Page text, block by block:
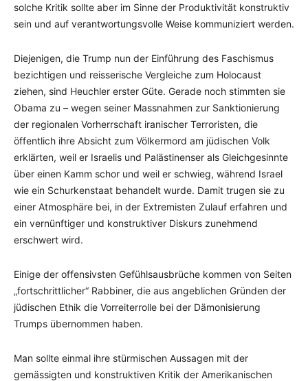
solche Kritik sollte aber im Sinne der Produktivität konstruktiv
sein und auf verantwortungsvolle Weise kommuniziert werden.
Diejenigen, die Trump nun der Einführung des Faschismus
bezichtigen und reisserische Vergleiche zum Holocaust
ziehen, sind Heuchler erster Güte. Gerade noch stimmten sie
Obama zu – wegen seiner Massnahmen zur Sanktionierung
der regionalen Vorherrschaft iranischer Terroristen, die
öffentlich ihre Absicht zum Völkermord am jüdischen Volk
erklärten, weil er Israelis und Palästinenser als Gleichgesinnte
über einen Kamm schor und weil er schwieg, während Israel
wie ein Schurkenstaat behandelt wurde. Damit trugen sie zu
einer Atmosphäre bei, in der Extremisten Zulauf erfahren und
ein vernünftiger und konstruktiver Diskurs zunehmend
erschwert wird.
Einige der offensivsten Gefühlsausbrüche kommen von Seiten
„fortschrittlicher“ Rabbiner, die aus angeblichen Gründen der
jüdischen Ethik die Vorreiterrolle bei der Dämonisierung
Trumps übernommen haben.
Man sollte einmal ihre stürmischen Aussagen mit der
gemässigten und konstruktiven Kritik der Amerikanischen